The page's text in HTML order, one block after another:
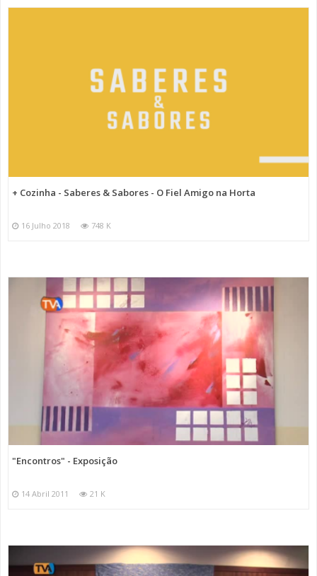
+ Cozinha - Saberes & Sabores - O Fiel Amigo na Horta
16 Julho 2018 748 K
"Encontros" - Exposição
14 Abril 2011 21 K